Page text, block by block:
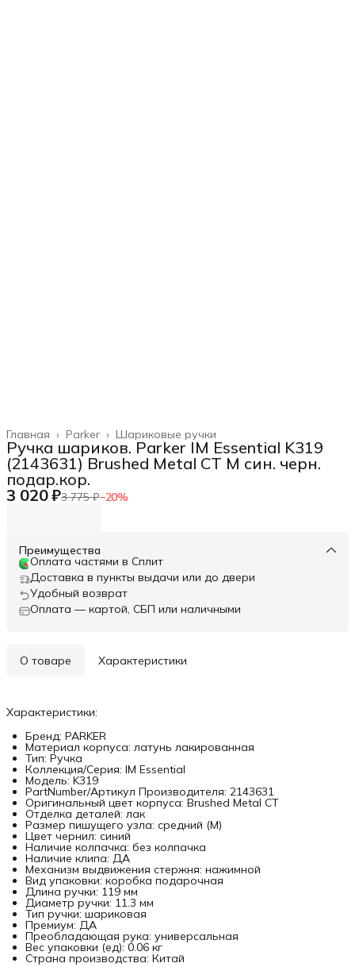
Шариковые ручки
Parker ›
Главная ›
Ручка шариков. Parker IM Essential K319
(2143631) Brushed Metal CT M син. черн.
подар.кор.
3 020 ₽3 775 ₽−20%
Преимущества
Оплата частями в Сплит
Доставка в пункты выдачи или до двери
Удобный возврат
Оплата — картой, СБП или наличными
О товаре Характеристики
Характеристики:
Бренд: PARKER
Материал корпуса: латунь лакированная
Тип: Ручка
Коллекция/Серия: IM Essential
Модель: K319
PartNumber/Артикул Производителя: 2143631
Оригинальный цвет корпуса: Brushed Metal CT
Отделка деталей: лак
Размер пишущего узла: средний (M)
Цвет чернил: синий
Наличие колпачка: без колпачка
Наличие клипа: ДА
Механизм выдвижения стержня: нажимной
Вид упаковки: коробка подарочная
Длина ручки: 119 мм
Диаметр ручки: 11.3 мм
Тип ручки: шариковая
Премиум: ДА
Преобладающая рука: универсальная
Вес упаковки (ед): 0.06 кг
Страна производства: Китай